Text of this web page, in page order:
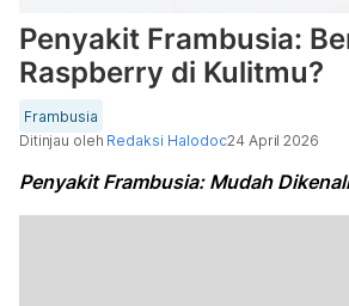
Penyakit Frambusia:
Raspberry di Kulitmu?
Frambusia
Ditinjau oleh Redaksi Halodoc24 April 2026
Penyakit Frambusia: Mudah